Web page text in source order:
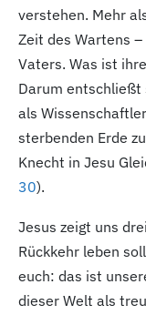
verstehen. Mehr
Zeit des Wartens
Vaters. Was ist
Darum entschließt
als
sterbenden Erde
Knecht in Jesu
30).
Jesus zeigt uns
Rückkehr leben
euch: das ist
dieser Welt als